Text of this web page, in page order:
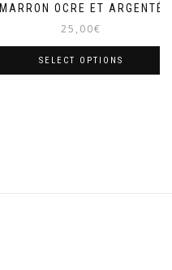
MARRON OCRE ET ARGENTÉ
25,00€
SELECT OPTIONS